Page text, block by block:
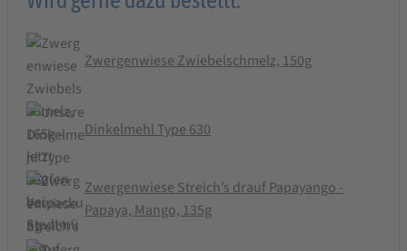
Zwergenwiese Zwiebelschmelz, 150g
Dinkelmehl Type 630
Zwergenwiese Streich’s drauf Papayango -
Papaya, Mango, 135g